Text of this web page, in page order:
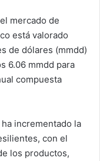
mercado de
está valorado
de dólares (mmdd)
6.06 mmdd para
compuesta
incrementado la
con el
los productos,